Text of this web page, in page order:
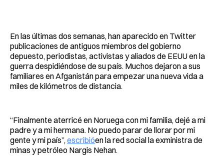
En las últimas dos semanas, han aparecido en Twitter
publicaciones de antiguos miembros del gobierno
depuesto, periodistas, activistas y aliados de EEUU en la
guerra despidiéndose de su país. Muchos dejaron a sus
familiares en Afganistán para empezar una nueva vida a
miles de kilómetros de distancia.
“Finalmente aterricé en Noruega con mi familia, dejé a mi
padre y a mi hermana. No puedo parar de llorar por mi
gente y mi país”,escribióen la red social la exministra de
minas y petróleo Nargis Nehan.